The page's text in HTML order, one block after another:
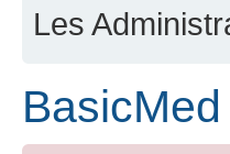
Les
BasicMed